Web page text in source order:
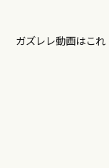
ガズレレ動画はこれ